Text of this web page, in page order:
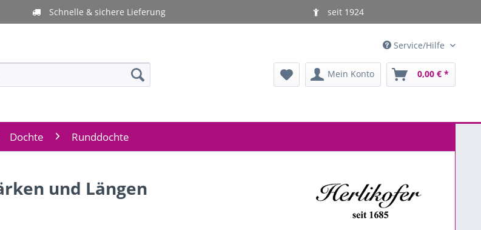
Schnelle & sichere Lieferung seit 1924
Service/Hilfe
Mein Konto 0,00 € *
Dochte Runddochte
und Längen